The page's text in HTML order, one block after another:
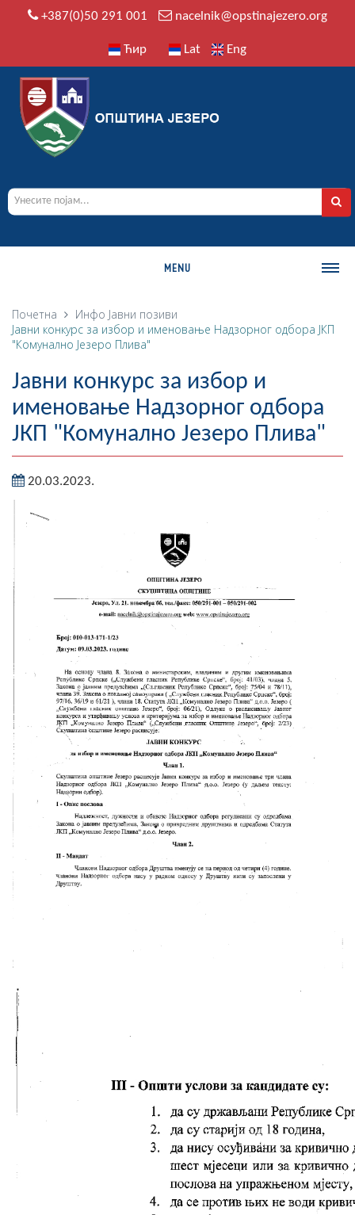
+387(0)50 291 001 nacelnik@opstinajezero.org
Ћир Lat Eng
MENU
О ОПШТИНИ
Историја
Географија
Насељена мјеста
Занимљивости
Фотогалерија
Замјеник начелника
Извјештај о раду начелника
Статут Општине
Скупштинско вијеће општине језеро
Састав Скупштине
Службени Гласници
ОПШТИНСКА УПРАВА
ИНФО
Заштита од пожара
Геоистраживања
ФИНАНСИЈЕ
ПРИВРЕДА
Почетна Инфо Јавни позиви
Јавни конкурс за избор и именовање Надзорног одбора ЈКП
"Комунално Језеро Плива"
Јавни конкурс за избор и
именовање Надзорног одбора
ЈКП "Комунално Језеро Плива"
20.03.2023.